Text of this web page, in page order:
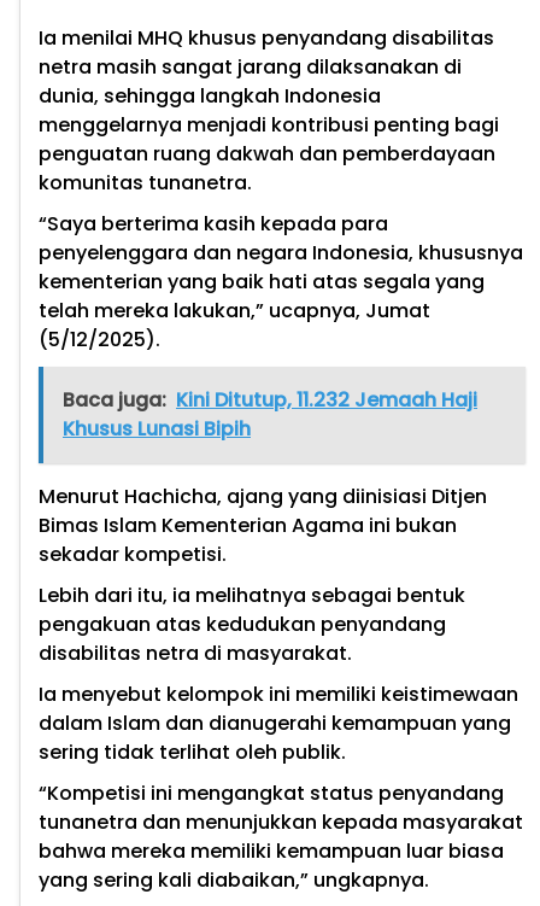
Ia menilai MHQ khusus penyandang disabilitas
netra masih sangat jarang dilaksanakan di
dunia, sehingga langkah Indonesia
menggelarnya menjadi kontribusi penting bagi
penguatan ruang dakwah dan pemberdayaan
komunitas tunanetra.
“Saya berterima kasih kepada para
penyelenggara dan negara Indonesia, khususnya
kementerian yang baik hati atas segala yang
telah mereka lakukan,” ucapnya, Jumat
(5/12/2025).
Baca juga: Kini Ditutup, 11.232 Jemaah Haji
Khusus Lunasi Bipih
Menurut Hachicha, ajang yang diinisiasi Ditjen
Bimas Islam Kementerian Agama ini bukan
sekadar kompetisi.
Lebih dari itu, ia melihatnya sebagai bentuk
pengakuan atas kedudukan penyandang
disabilitas netra di masyarakat.
Ia menyebut kelompok ini memiliki keistimewaan
dalam Islam dan dianugerahi kemampuan yang
sering tidak terlihat oleh publik.
“Kompetisi ini mengangkat status penyandang
tunanetra dan menunjukkan kepada masyarakat
bahwa mereka memiliki kemampuan luar biasa
yang sering kali diabaikan,” ungkapnya.